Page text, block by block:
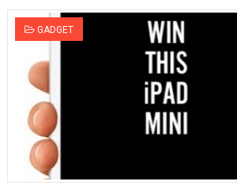
GADGET